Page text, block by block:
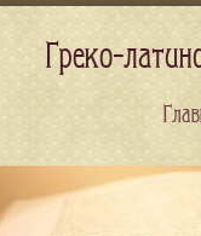
Греко-